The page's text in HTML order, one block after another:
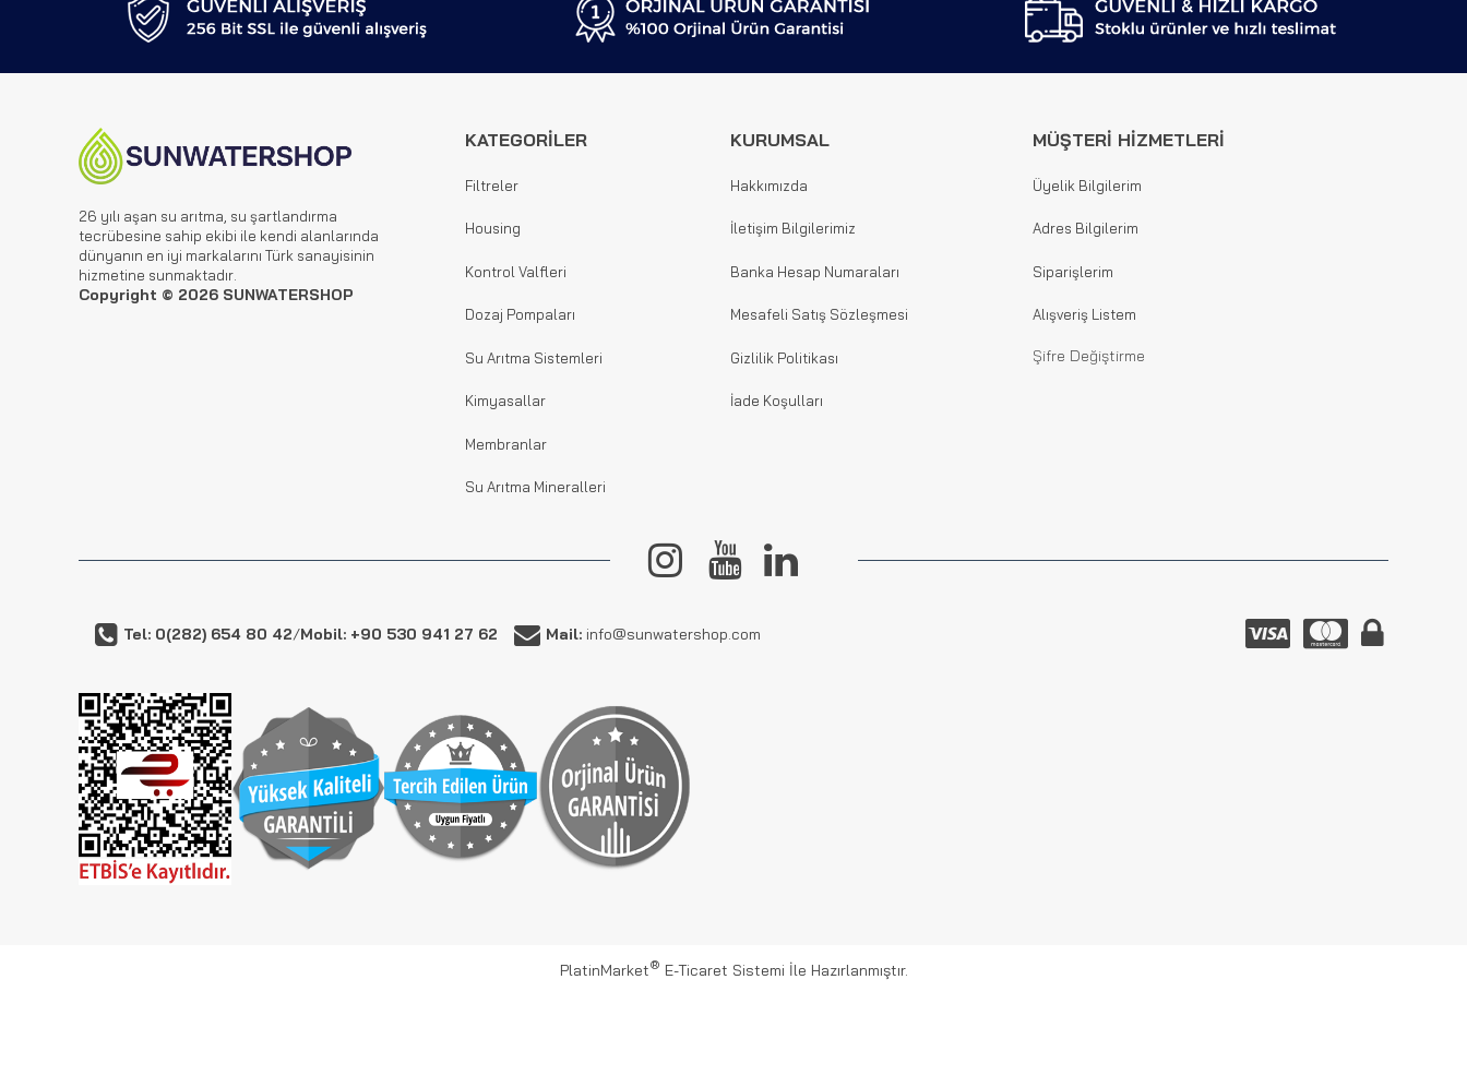
26 yılı aşan su arıtma, su şartlandırma
tecrübesine sahip ekibi ile kendi alanlarında
dünyanın en iyi markalarını Türk sanayisinin
hizmetine sunmaktadır.
Copyright © 2026 SUNWATERSHOP
KATEGORİLER
Filtreler
Housing
Kontrol Valfleri
Dozaj Pompaları
Su Arıtma Sistemleri
Kimyasallar
Membranlar
Su Arıtma Mineralleri
KURUMSAL
Hakkımızda
İletişim Bilgilerimiz
Banka Hesap Numaraları
Mesafeli Satış Sözleşmesi
Gizlilik Politikası
İade Koşulları
MÜŞTERİ HİZMETLERİ
Üyelik Bilgilerim
Adres Bilgilerim
Siparişlerim
Alışveriş Listem
Şifre Değiştirme
Tel: 0(282) 654 80 42/Mobil: +90 530 941 27 62 Mail: info@sunwatershop.com
PlatinMarket® E-Ticaret Sistemi İle Hazırlanmıştır.